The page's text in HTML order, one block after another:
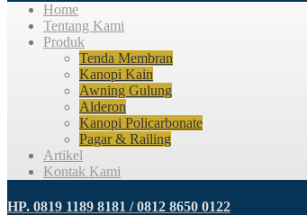
Home
Tentang Kami
Produk
Tenda Membran
Kanopi Kain
Awning Gulung
Alderon
Kanopi Policarbonate
Pagar & Railing
Artikel
Kontak Kami
HP. 0819 1189 8181 / 0812 8650 0122